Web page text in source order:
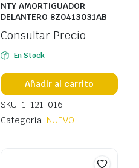
NTY AMORTIGUADOR
DELANTERO 8Z0413031AB
Consultar Precio
En Stock
Añadir al carrito
SKU: 1-121-016
Categoría: NUEVO